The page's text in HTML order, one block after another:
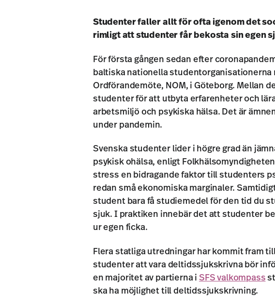
Studenter faller allt för ofta igenom det
rimligt att studenter får bekosta sin egen
För första gången sedan efter
baltiska nationella studentorganisationerna
Ordförandemöte, NOM, i Göteborg. Mellan
studenter för att utbyta erfarenheter och
arbetsmiljö och psykiska hälsa. Det är
under pandemin.
Svenska studenter lider i högre grad än
psykisk ohälsa, enligt
stress en bidragande faktor till studenters
redan små ekonomiska marginaler.
student bara få studiemedel för den tid du
sjuk. I praktiken innebär det att studenter
ur egen ficka.
Flera statliga utredningar har kommit fram
studenter att vara deltidssjukskrivna bör
en majoritet av partierna i SFS valkompass
ska ha möjlighet till deltidssjukskrivning.